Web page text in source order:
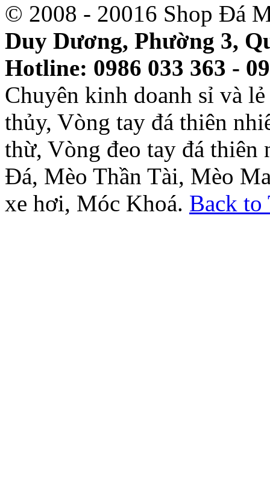
© 2008 - 20016 Shop Đá
Duy Dương, Phường 3,
Hotline: 0986 033 363 -
Chuyên kinh doanh sỉ và
thủy, Vòng tay đá thiên
thừ, Vòng đeo tay đá thiên
Đá, Mèo Thần Tài, Mèo
xe hơi, Móc Khoá. Back to